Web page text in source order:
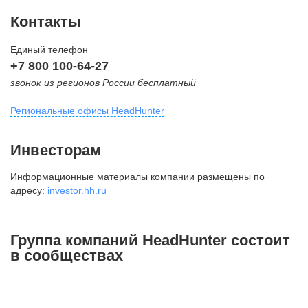
Контакты
Единый телефон
+7 800 100-64-27
звонок из регионов России бесплатный
Региональные офисы HeadHunter
внутригородская территория
Муниципальный округ Тверской,
2-я Брестская ул., д. 48,
+7 495 980-64-27
Инвесторам
Информационные материалы компании размещены по
адресу: investor.hh.ru
Группа компаний HeadHunter состоит
в сообществах